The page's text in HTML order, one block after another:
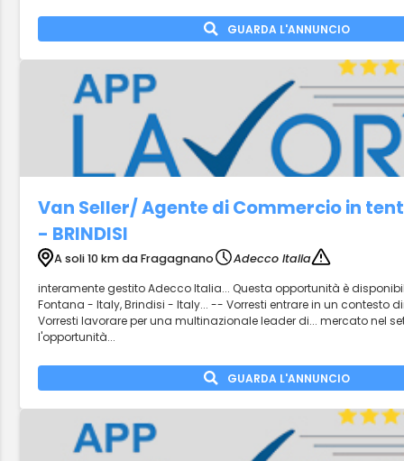
GUARDA L'ANNUNCIO
Van Seller/ Agente di Commercio in
- BRINDISI
A soli 10 km da Fragagnano
Adecco Italia
interamente gestito Adecco Italia... Questa opportunità è
Fontana - Italy, Brindisi - Italy... -- Vorresti entrare in un contesto
Vorresti lavorare per una multinazionale leader di... mercato nel
l'opportunità...
GUARDA L'ANNUNCIO